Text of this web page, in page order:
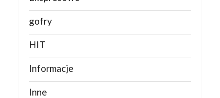
gofry
HIT
Informacje
Inne